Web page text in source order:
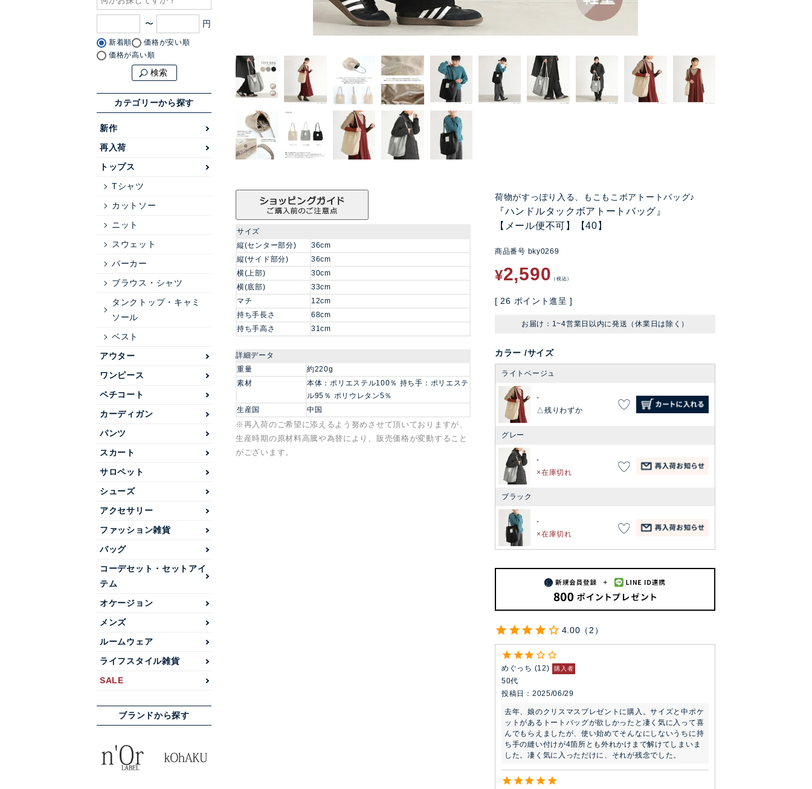
〜
新着順
価格が安い順
価格が高い順
検索
カテゴリーから探す
新作
再入荷
トップス
Tシャツ
カットソー
ニット
スウェット
パーカー
ブラウス・シャツ
タンクトップ・キャミ
ソール
ベスト
アウター
ワンピース
ペチコート
カーディガン
パンツ
スカート
サロペット
シューズ
アクセサリー
ファッション雑貨
バッグ
コーデセット・セットアイ
テム
オケージョン
メンズ
ルームウェア
ライフスタイル雑貨
SALE
ブランドから探す
荷物がすっぽり入る、もこもこボアトートバッグ♪
『ハンドルタックボアトートバッグ』
【メール便不可】【40】
商品番号 bky0269
¥2,590 税込
[ 26 ポイント進呈 ]
お届け：1~4営業日以内に発送（休業日は除く）
カラー サイズ
ライトベージュ
-
残りわずか
グレー
-
在庫切れ
ブラック
-
在庫切れ
4.00 2
めぐっち 12 購入者
50代
投稿日
2025/06/29
去年、娘のクリスマスプレゼントに購入。サイズと中ポケ
ットがあるトートバッグが欲しかったと凄く気に入って喜
んでもらえましたが、使い始めてそんなにしないうちに持
ち手の縫い付けが4箇所とも外れかけまで解けてしまいま
した。凄く気に入っただけに、それが残念でした。
サイズ
縦(センター部分)
36cm
縦(サイド部分)
36cm
横(上部)
30cm
横(底部)
33cm
マチ
12cm
持ち手長さ
68cm
持ち手高さ
31cm
詳細データ
重量
約220g
素材
本体：ポリエステル100％ 持ち手：ポリエステ
ル95％ ポリウレタン5％
生産国
中国
※再入荷のご希望に添えるよう努めさせて頂いておりますが、
生産時期の原材料高騰や為替により、販売価格が変動すること
がございます。